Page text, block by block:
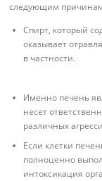
следующим
Спирт, который
оказывает
в частности.
Именно печень
несет
различных
Если клетки
полноценно
интоксикация